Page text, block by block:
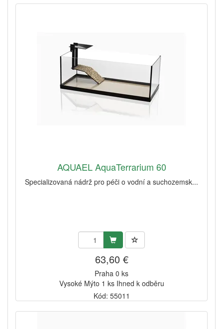
AQUAEL AquaTerrarium 60
Specializovaná nádrž pro péči o vodní a suchozemsk...
63,60 €
Praha 0 ks
Vysoké Mýto 1 ks Ihned k odběru
Kód: 55011